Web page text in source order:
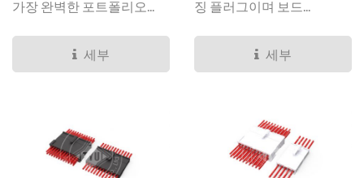
TU2031 시리즈
가장 완벽한 포트폴리오...
세부
징 플러그이며 보드...
세부